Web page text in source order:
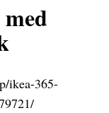
ikea-365-